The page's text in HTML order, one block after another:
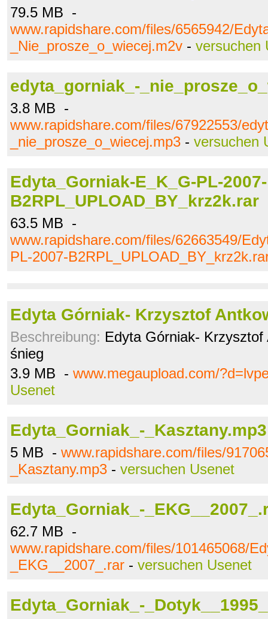
79.5 MB -
www.rapidshare.com/files/6565942/
_Nie_prosze_o_wiecej.m2v - versuchen
edyta_gorniak_-
3.8 MB -
www.rapidshare.com/files/67922553/
_nie_prosze_o_wiecej.mp3 - versuchen
Edyta_Gorniak-E_K_G-PL-2007-
B2RPL_UPLOAD_BY_krz2k.rar
63.5 MB -
www.rapidshare.com/files/62663549/
PL-2007-
Edyta Górniak- Krzysztof
Beschreibung: Edyta Górniak-
śnieg
3.9 MB - www.megaupload.com/
Usenet
Edyta_Gorniak_-_Kasztany.mp3
5 MB - www.rapidshare.com/files/
_Kasztany.mp3 - versuchen Usenet
Edyta_Gorniak_-
62.7 MB -
www.rapidshare.com/files/101465068/
_EKG__2007_.rar - versuchen Usenet
Edyta_Gorniak_-